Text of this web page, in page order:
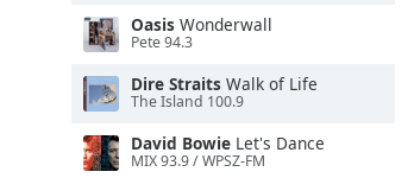
Oasis Wonderwall
Pete 94.3
Dire Straits Walk of Life
The Island 100.9
David Bowie Let's Dance
MIX 93.9 / WPSZ-FM